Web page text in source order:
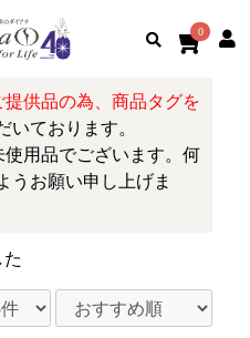
0
提供品の為、商品タグを
いております。
使用品でございます。何
うお願い申し上げま